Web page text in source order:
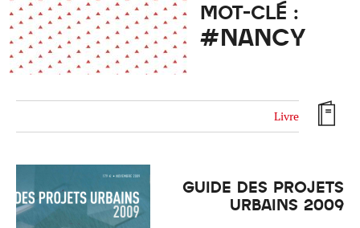
TYPE DE RESSOURCES
MATÉRIAUX
MOT-CLÉ :
#NANCY
Livre
GUIDE DES PROJETS
URBAINS 2009